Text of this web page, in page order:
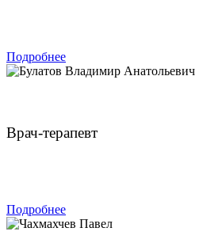
Подробнее
Врач-терапевт
Подробнее